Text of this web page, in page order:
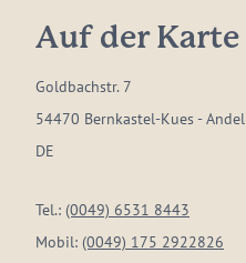
Auf der Karte
Goldbachstr. 7
54470 Bernkastel-Kues - Andel
DE
Tel.: (0049) 6531 8443
Mobil: (0049) 175 2922826